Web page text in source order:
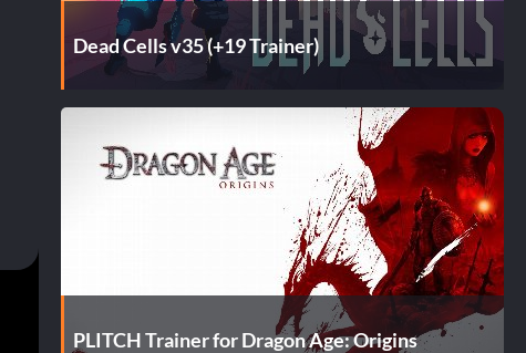
Dead Cells v35 (+19 Trainer)
PLITCH Trainer for Dragon Age: Origins